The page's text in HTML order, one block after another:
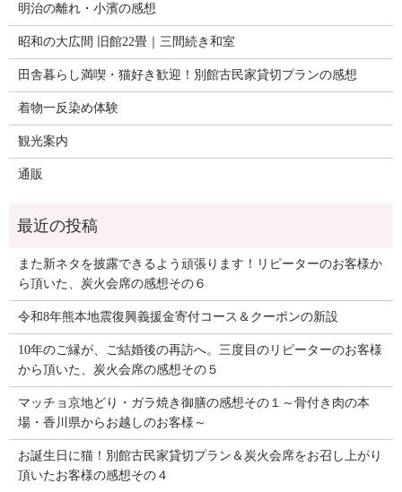
明治の離れ・小濱の感想
昭和の大広間 旧館22畳｜三間続き和室
田舎暮らし満喫・猫好き歓迎！別館古民家貸切プランの感想
着物一反染め体験
観光案内
通販
また新ネタを披露できるよう頑張ります！リピーターのお客様か
ら頂いた、炭火会席の感想その６
令和8年熊本地震復興義援金寄付コース＆クーポンの新設
10年のご縁が、ご結婚後の再訪へ。三度目のリピーターのお客様
から頂いた、炭火会席の感想その５
マッチョ京地どり・ガラ焼き御膳の感想その１～骨付き肉の本
場・香川県からお越しのお客様～
お誕生日に猫！別館古民家貸切プラン＆炭火会席をお召し上がり
頂いたお客様の感想その４